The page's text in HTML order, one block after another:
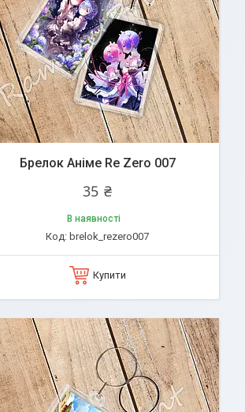
Брелок Аніме Re Zero 007
35 ₴
В наявності
brelok_rezero007
Купити